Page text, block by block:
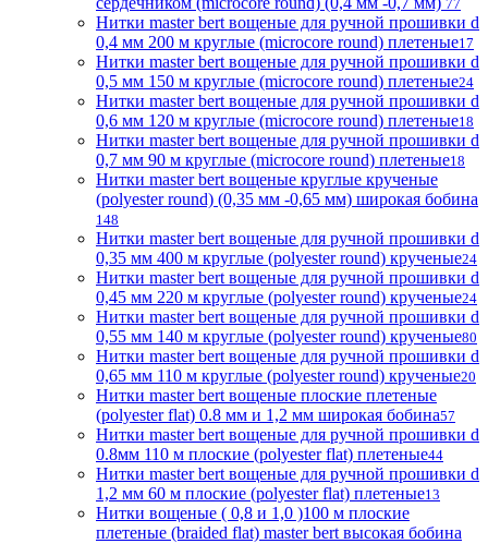
77
Нитки master bert вощеные для ручной прошивки d
0,4 мм 200 м круглые (microcore round) плетеные17
Нитки master bert вощеные для ручной прошивки d
0,5 мм 150 м круглые (microcore round) плетеные24
Нитки master bert вощеные для ручной прошивки d
0,6 мм 120 м круглые (microcore round) плетеные18
Нитки master bert вощеные для ручной прошивки d
0,7 мм 90 м круглые (microcore round) плетеные18
Нитки master bert вощеные круглые крученые
(polyester round) (0,35 мм -0,65 мм) широкая бобина
148
Нитки master bert вощеные для ручной прошивки d
0,35 мм 400 м круглые (polyester round) крученые24
Нитки master bert вощеные для ручной прошивки d
0,45 мм 220 м круглые (polyester round) крученые24
Нитки master bert вощеные для ручной прошивки d
0,55 мм 140 м круглые (polyester round) крученые80
Нитки master bert вощеные для ручной прошивки d
0,65 мм 110 м круглые (polyester round) крученые20
Нитки master bert вощеные плоские плетеные
(polyester flat) 0.8 мм и 1,2 мм широкая бобина57
Нитки master bert вощеные для ручной прошивки d
0.8мм 110 м плоские (polyester flat) плетеные44
Нитки master bert вощеные для ручной прошивки d
1,2 мм 60 м плоские (polyester flat) плетеные13
Нитки вощеные ( 0,8 и 1,0 )100 м плоские
плетеные (braided flat) master bert высокая бобина